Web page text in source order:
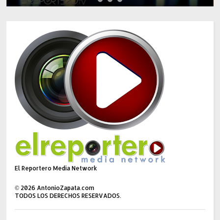
El Reportero Media Network
© 2026 AntonioZapata.com
TODOS LOS DERECHOS RESERVADOS.